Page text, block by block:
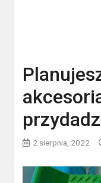
2 sierpnia, 2022